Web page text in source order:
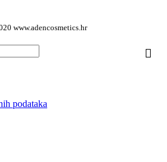
www.adencosmetics.hr
podataka